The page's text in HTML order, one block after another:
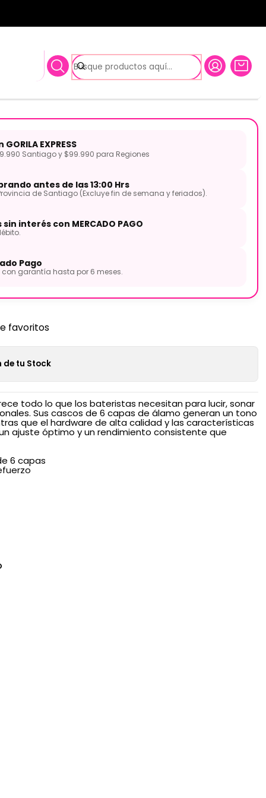
Spark 5pcs Jazz Red
DIXON
EXPRESS
Santiago y $99.990 para Regiones
antes de las 13:00 Hrs
de Santiago (Excluye fin de semana y feriados).
interés con MERCADO PAGO
Pago
garantía hasta por 6 meses.
favoritos
tu Stock
todo lo que los bateristas necesitan para lucir, sonar
Sus cascos de 6 capas de álamo generan un tono
que el hardware de alta calidad y las características
ajuste óptimo y un rendimiento consistente que
6 capas